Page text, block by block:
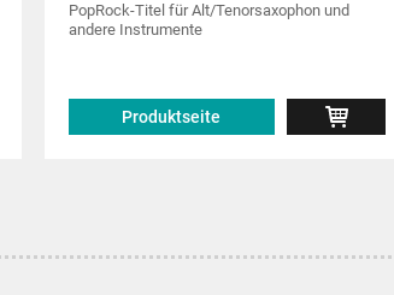
PopRock-Titel für Alt/Tenorsaxophon und
andere Instrumente
Produktseite